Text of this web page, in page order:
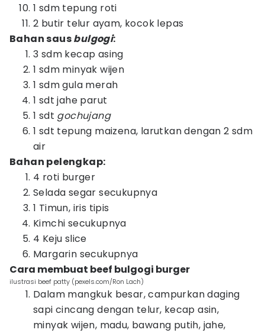
1 sdm tepung roti
2 butir telur ayam, kocok lepas
Bahan sausbulgogi:
3 sdm kecap asing
1 sdm minyak wijen
1 sdm gula merah
1 sdt jahe parut
1 sdt gochujang
1 sdt tepung maizena, larutkan dengan 2 sdm
air
Bahan pelengkap:
4 roti burger
Selada segar secukupnya
1 Timun, iris tipis
Kimchi secukupnya
4 Keju slice
Margarin secukupnya
Cara membuat beef bulgogi burger
ilustrasi beef patty (pexels.com/Ron Lach)
Dalam mangkuk besar, campurkan daging
sapi cincang dengan telur, kecap asin,
minyak wijen, madu, bawang putih, jahe,